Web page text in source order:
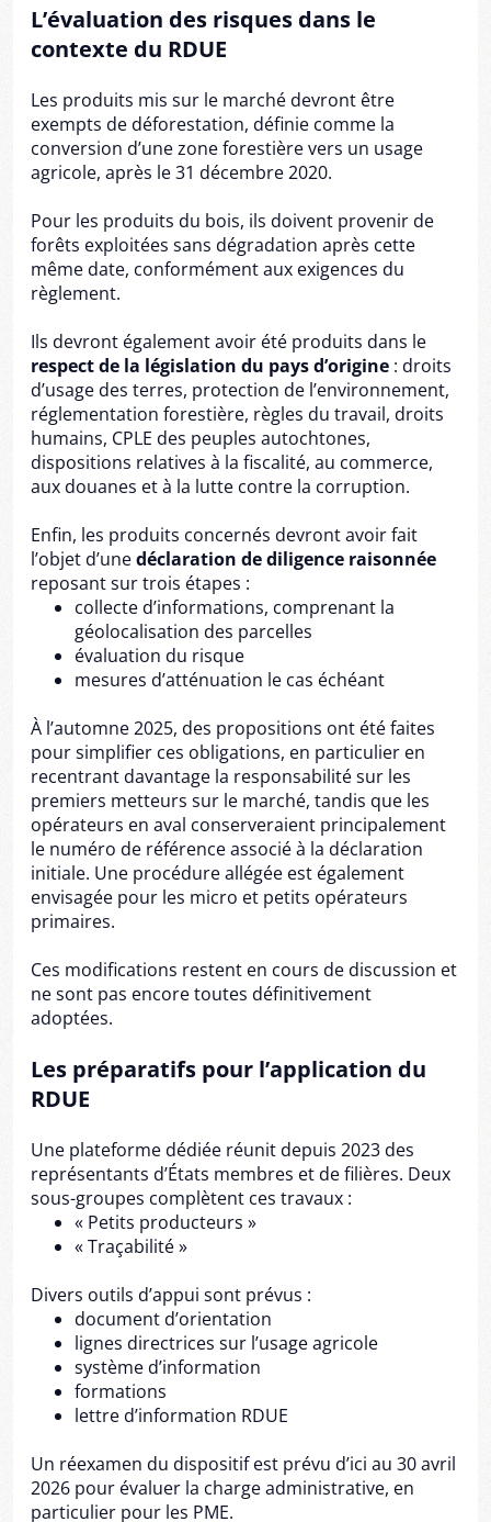
L’évaluation des risques dans le
contexte du RDUE
Les produits mis sur le marché devront être
exempts de déforestation, définie comme la
conversion d’une zone forestière vers un usage
agricole, après le 31 décembre 2020.
Pour les produits du bois, ils doivent provenir de
forêts exploitées sans dégradation après cette
même date, conformément aux exigences du
règlement.
Ils devront également avoir été produits dans le
respect de la législation du pays d’origine : droits
d’usage des terres, protection de l’environnement,
réglementation forestière, règles du travail, droits
humains, CPLE des peuples autochtones,
dispositions relatives à la fiscalité, au commerce,
aux douanes et à la lutte contre la corruption.
Enfin, les produits concernés devront avoir fait
l’objet d’unedéclaration de diligence raisonnée
reposant sur trois étapes :
collecte d’informations, comprenant la
géolocalisation des parcelles
évaluation du risque
mesures d’atténuation le cas échéant
À l’automne 2025, des propositions ont été faites
pour simplifier ces obligations, en particulier en
recentrant davantage la responsabilité sur les
premiers metteurs sur le marché, tandis que les
opérateurs en aval conserveraient principalement
le numéro de référence associé à la déclaration
initiale. Une procédure allégée est également
envisagée pour les micro et petits opérateurs
primaires.
Ces modifications restent en cours de discussion et
ne sont pas encore toutes définitivement
adoptées.
Les préparatifs pour l’application du
RDUE
Une plateforme dédiée réunit depuis 2023 des
représentants d’États membres et de filières. Deux
sous-groupes complètent ces travaux :
« Petits producteurs »
« Traçabilité »
Divers outils d’appui sont prévus :
document d’orientation
lignes directrices sur l’usage agricole
système d’information
formations
lettre d’information RDUE
Un réexamen du dispositif est prévu d’ici au 30 avril
2026 pour évaluer la charge administrative, en
particulier pour les PME.